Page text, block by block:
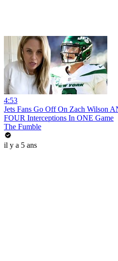
4:53
Jets Fans Go Off On Zach Wilson
FOUR Interceptions In ONE Game
The Fumble
il y a 5 ans